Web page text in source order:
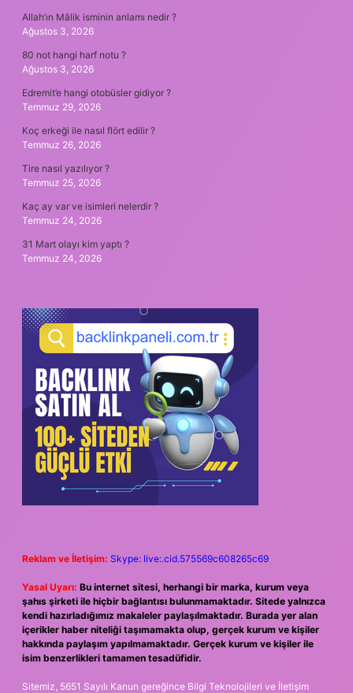
Allah’ın Mâlik isminin anlamı nedir ?
Ağustos 3, 2026
80 not hangi harf notu ?
Ağustos 3, 2026
Edremit’e hangi otobüsler gidiyor ?
Temmuz 29, 2026
Koç erkeği ile nasıl flört edilir ?
Temmuz 26, 2026
Tire nasıl yazılıyor ?
Temmuz 25, 2026
Kaç ay var ve isimleri nelerdir ?
Temmuz 24, 2026
31 Mart olayı kim yaptı ?
Temmuz 24, 2026
Reklam ve İletişim: Skype: live:.cid.575569c608265c69
Yasal Uyarı: Bu internet sitesi, herhangi bir marka, kurum veya
şahıs şirketi ile hiçbir bağlantısı bulunmamaktadır. Sitede yalnızca
kendi hazırladığımız makaleler paylaşılmaktadır. Burada yer alan
içerikler haber niteliği taşımamakta olup, gerçek kurum ve kişiler
hakkında paylaşım yapılmamaktadır. Gerçek kurum ve kişiler ile
isim benzerlikleri tamamen tesadüfidir.
Sitemiz, 5651 Sayılı Kanun gereğince Bilgi Teknolojileri ve İletişim